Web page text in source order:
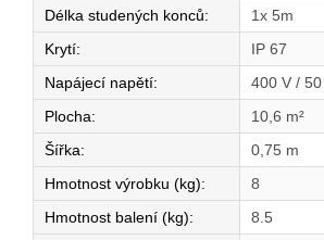
Délka studených konců:
1x 5m
Krytí:
IP 67
Napájecí napětí:
400 V /
Plocha:
10,6 m²
Šířka:
0,75 m
Hmotnost výrobku (kg):
8
Hmotnost balení (kg):
8.5